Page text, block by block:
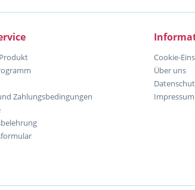
Zahlungsbedingungen
Cookie-
Über uns
Impressum